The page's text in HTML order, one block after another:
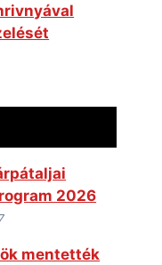
2026
mentették